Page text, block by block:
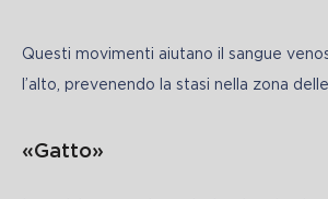
Questi movimenti aiutano il sangue
l’alto, prevenendo la stasi nella zona
«Gatto»